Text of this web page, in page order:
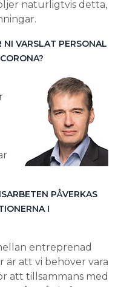
PÅVERKAS
I
entreprenad
är att vi behöver vara
att tillsammans med
Då vi ofta
flexibilitet